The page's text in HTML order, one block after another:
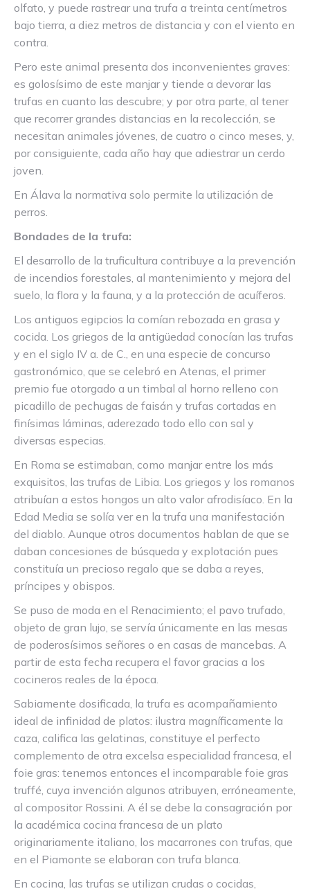
olfato, y puede rastrear una trufa a treinta centímetros
bajo tierra, a diez metros de distancia y con el viento en
contra.
Pero este animal presenta dos inconvenientes graves:
es golosísimo de este manjar y tiende a devorar las
trufas en cuanto las descubre; y por otra parte, al tener
que recorrer grandes distancias en la recolección, se
necesitan animales jóvenes, de cuatro o cinco meses, y,
por consiguiente, cada año hay que adiestrar un cerdo
joven.
En Álava la normativa solo permite la utilización de
perros.
Bondades de la trufa:
El desarrollo de la truficultura contribuye a la prevención
de incendios forestales, al mantenimiento y mejora del
suelo, la flora y la fauna, y a la protección de acuíferos.
Los antiguos egipcios la comían rebozada en grasa y
cocida. Los griegos de la antigüedad conocían las trufas
y en el siglo IV a. de C., en una especie de concurso
gastronómico, que se celebró en Atenas, el primer
premio fue otorgado a un timbal al horno relleno con
picadillo de pechugas de faisán y trufas cortadas en
finísimas láminas, aderezado todo ello con sal y
diversas especias.
En Roma se estimaban, como manjar entre los más
exquisitos, las trufas de Libia. Los griegos y los romanos
atribuían a estos hongos un alto valor afrodisíaco. En la
Edad Media se solía ver en la trufa una manifestación
del diablo. Aunque otros documentos hablan de que se
daban concesiones de búsqueda y explotación pues
constituía un precioso regalo que se daba a reyes,
príncipes y obispos.
Se puso de moda en el Renacimiento; el pavo trufado,
objeto de gran lujo, se servía únicamente en las mesas
de poderosísimos señores o en casas de mancebas. A
partir de esta fecha recupera el favor gracias a los
cocineros reales de la época.
Sabiamente dosificada, la trufa es acompañamiento
ideal de infinidad de platos: ilustra magníficamente la
caza, califica las gelatinas, constituye el perfecto
complemento de otra excelsa especialidad francesa, el
foie gras: tenemos entonces el incomparable foie gras
truffé, cuya invención algunos atribuyen, erróneamente,
al compositor Rossini. A él se debe la consagración por
la académica cocina francesa de un plato
originariamente italiano, los macarrones con trufas, que
en el Piamonte se elaboran con trufa blanca.
En cocina, las trufas se utilizan crudas o cocidas,